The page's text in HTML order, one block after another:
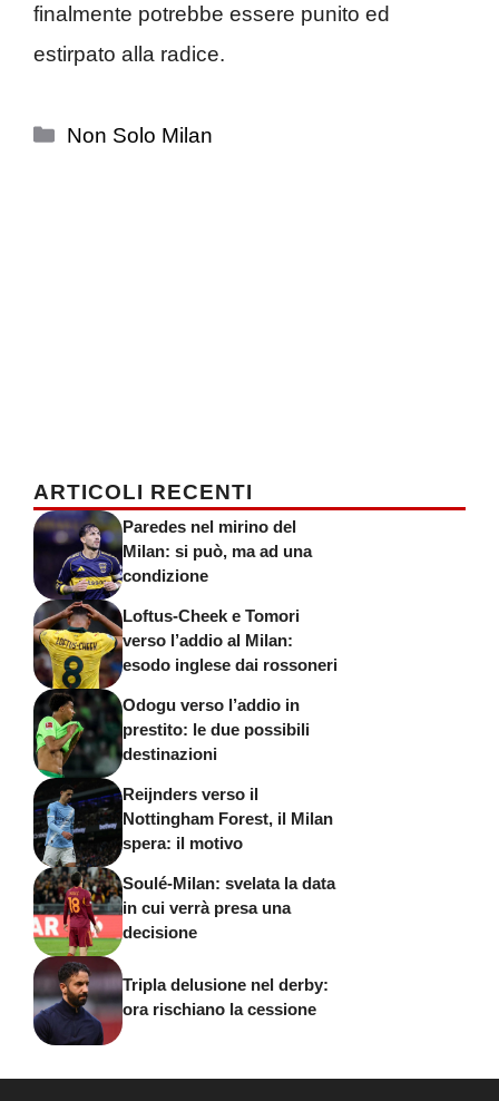
finalmente potrebbe essere punito ed
estirpato alla radice.
Categorie
Non Solo Milan
ARTICOLI RECENTI
Paredes nel mirino del
Milan: si può, ma ad una
condizione
Loftus-Cheek e Tomori
verso l’addio al Milan:
esodo inglese dai rossoneri
Odogu verso l’addio in
prestito: le due possibili
destinazioni
Reijnders verso il
Nottingham Forest, il Milan
spera: il motivo
Soulé-Milan: svelata la data
in cui verrà presa una
decisione
Tripla delusione nel derby:
ora rischiano la cessione